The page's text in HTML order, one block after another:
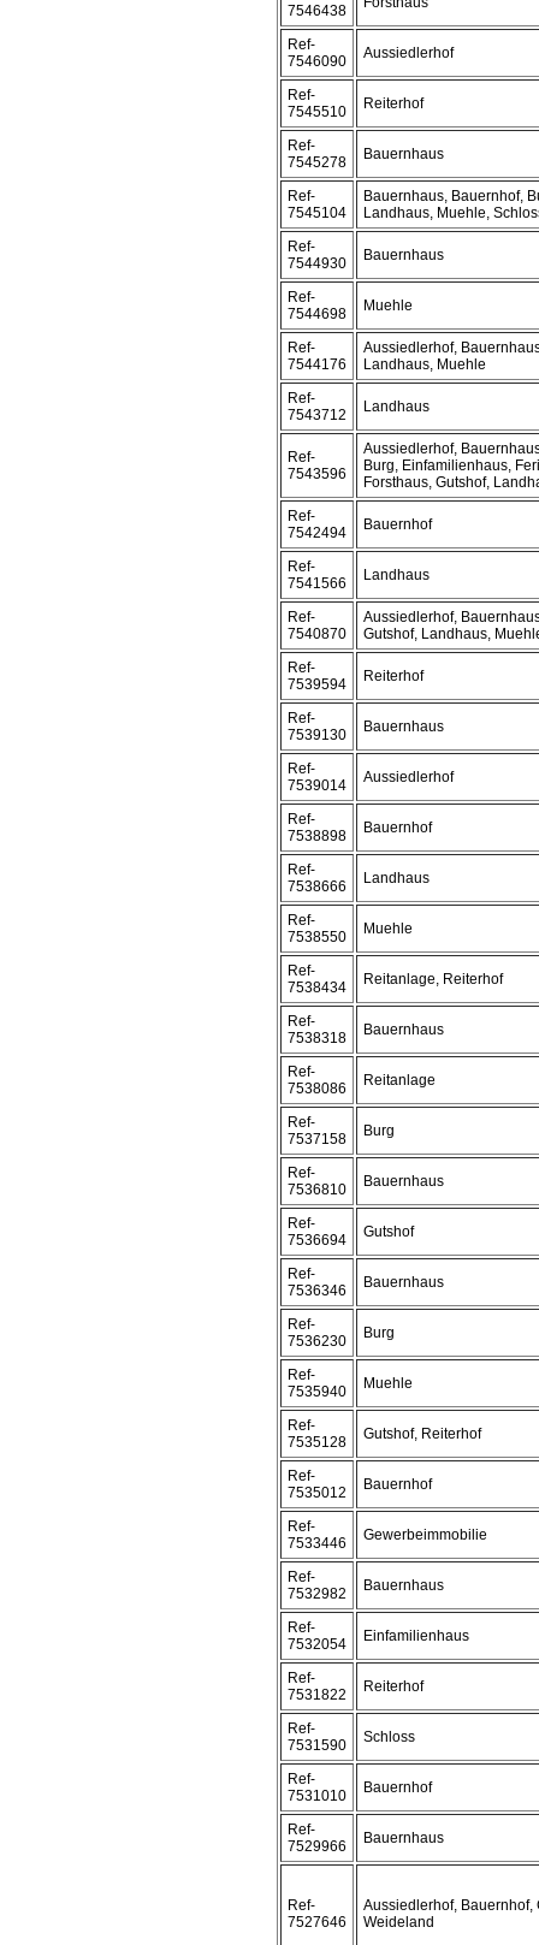
7546438
Ref-
7546090
Aussiedlerhof
Ref-
7545510
Reiterhof
Ref-
7545278
Bauernhaus
Ref-
7545104
Bauernhaus, Bauernhof,
Landhaus, Muehle,
Ref-
7544930
Bauernhaus
Ref-
7544698
Muehle
Ref-
7544176
Aussiedlerhof,
Landhaus, Muehle
Ref-
7543712
Landhaus
Ref-
7543596
Aussiedlerhof,
Burg, Einfamilienhaus,
Forsthaus, Gutshof,
Ref-
7542494
Bauernhof
Ref-
7541566
Landhaus
Ref-
7540870
Aussiedlerhof,
Gutshof, Landhaus,
Ref-
7539594
Reiterhof
Ref-
7539130
Bauernhaus
Ref-
7539014
Aussiedlerhof
Ref-
7538898
Bauernhof
Ref-
7538666
Landhaus
Ref-
7538550
Muehle
Ref-
7538434
Reitanlage, Reiterhof
Ref-
7538318
Bauernhaus
Ref-
7538086
Reitanlage
Ref-
7537158
Burg
Ref-
7536810
Bauernhaus
Ref-
7536694
Gutshof
Ref-
7536346
Bauernhaus
Ref-
7536230
Burg
Ref-
7535940
Muehle
Ref-
7535128
Gutshof, Reiterhof
Ref-
7535012
Bauernhof
Ref-
7533446
Gewerbeimmobilie
Ref-
7532982
Bauernhaus
Ref-
7532054
Einfamilienhaus
Ref-
7531822
Reiterhof
Ref-
7531590
Schloss
Ref-
7531010
Bauernhof
Ref-
7529966
Bauernhaus
Ref-
7527646
Aussiedlerhof, Bauernhof,
Weideland